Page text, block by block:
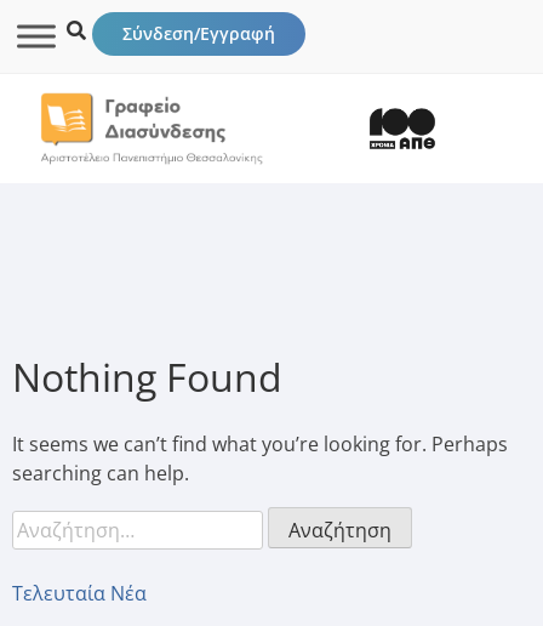
Σύνδεση/Εγγραφή
Nothing Found
It seems we can’t find what you’re looking for. Perhaps
searching can help.
Τελευταία Νέα